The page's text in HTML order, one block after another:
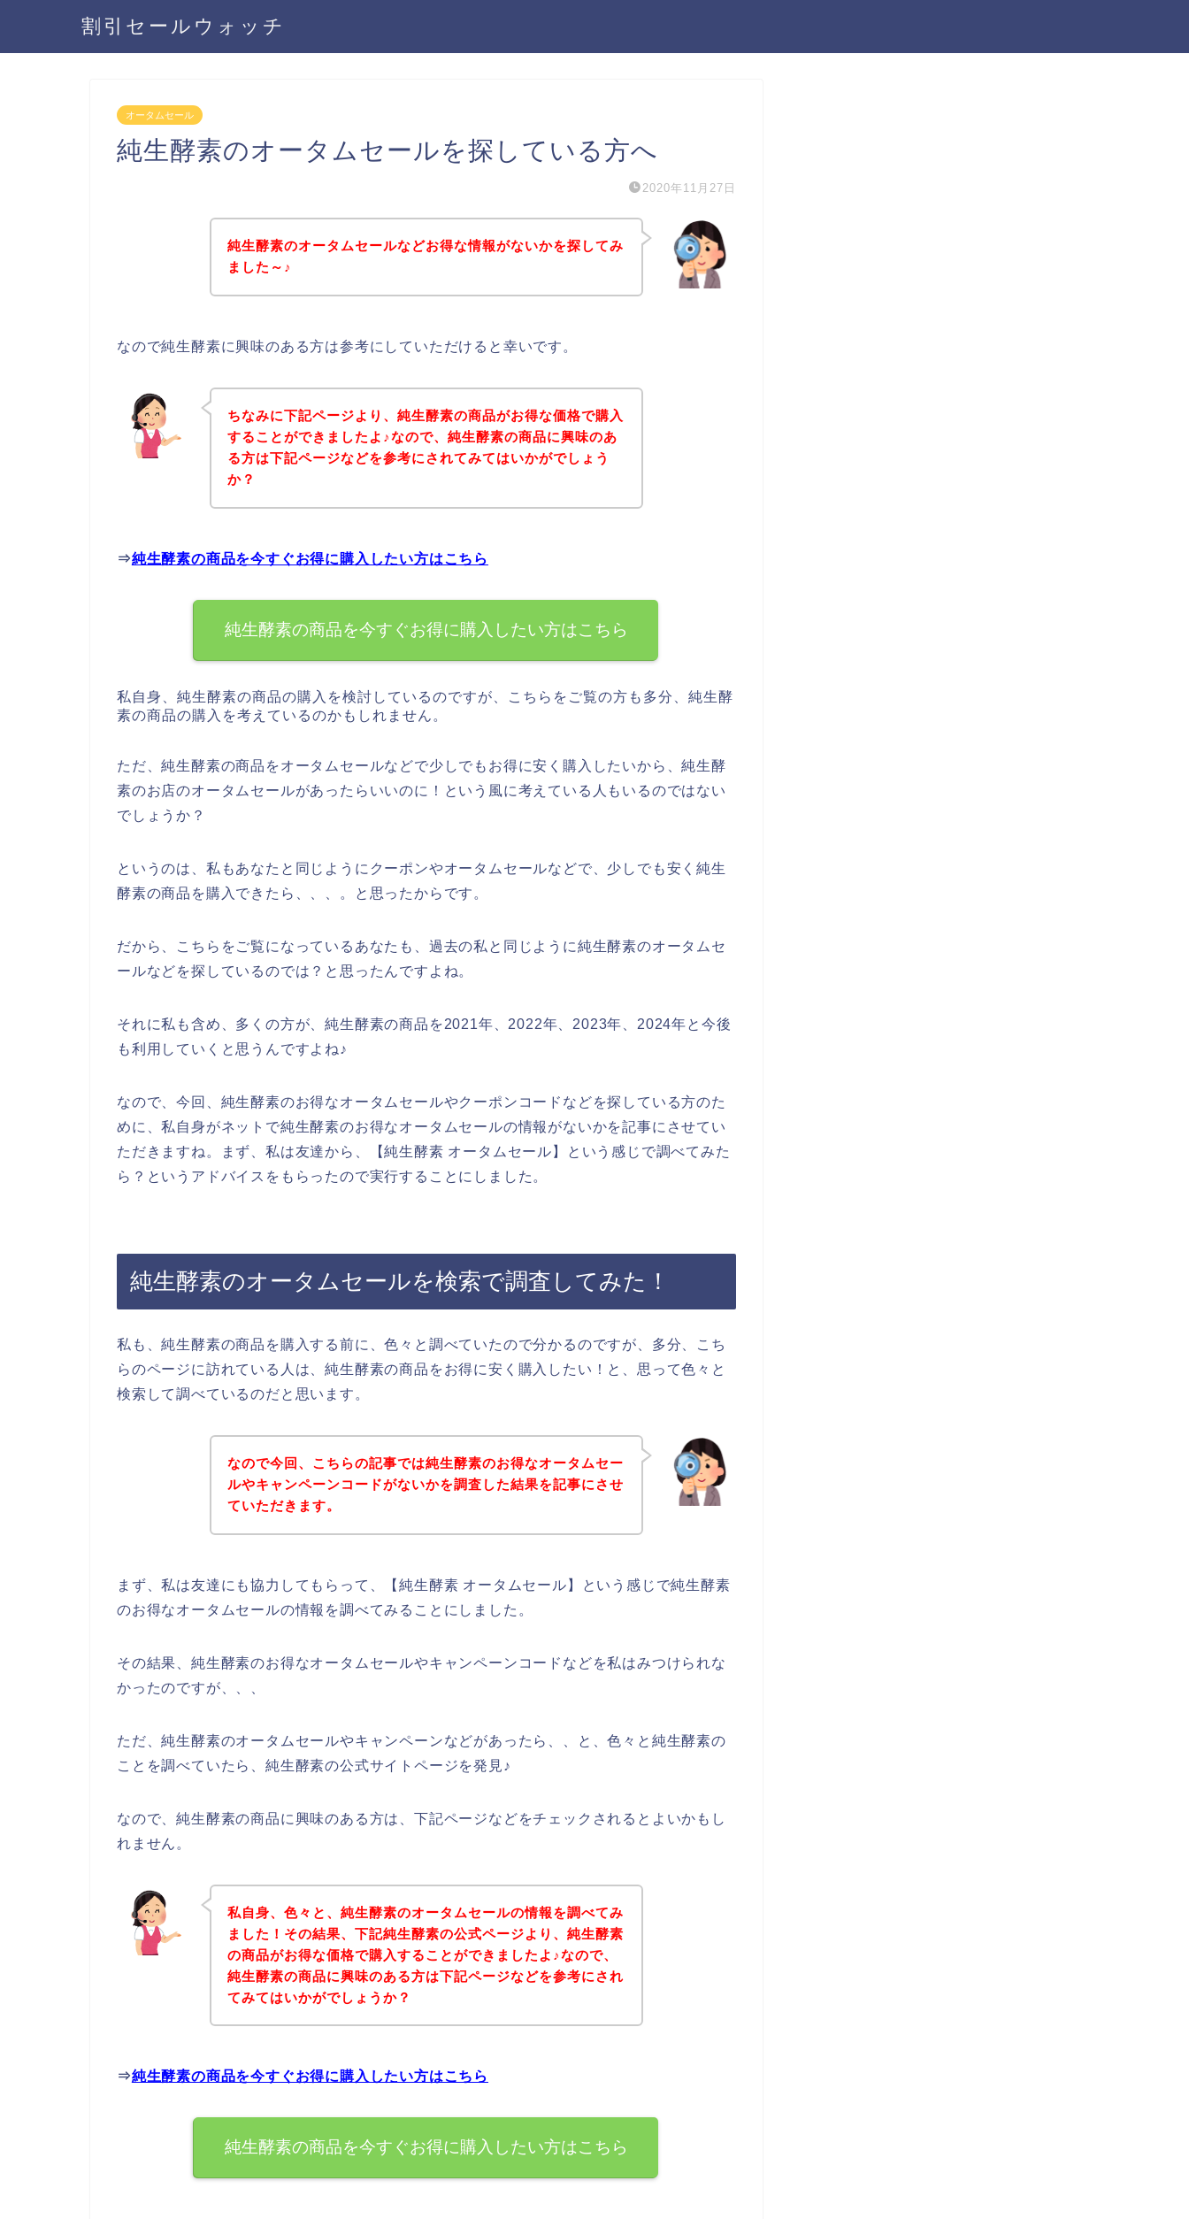
割引セールウォッチ
オータムセール
純生酵素のオータムセールを探している方へ
2020年11月27日
純生酵素のオータムセールなどお得な情報がないかを探してみ
ました～♪
なので純生酵素に興味のある方は参考にしていただけると幸いです。
ちなみに下記ページより、純生酵素の商品がお得な価格で購入
することができましたよ♪なので、純生酵素の商品に興味のあ
る方は下記ページなどを参考にされてみてはいかがでしょう
か？
⇒純生酵素の商品を今すぐお得に購入したい方はこちら
純生酵素の商品を今すぐお得に購入したい方はこちら
私自身、純生酵素の商品の購入を検討しているのですが、こちらをご覧の方も多分、純生酵
素の商品の購入を考えているのかもしれません。
ただ、純生酵素の商品をオータムセールなどで少しでもお得に安く購入したいから、純生酵
素のお店のオータムセールがあったらいいのに！という風に考えている人もいるのではない
でしょうか？
というのは、私もあなたと同じようにクーポンやオータムセールなどで、少しでも安く純生
酵素の商品を購入できたら、、、。と思ったからです。
だから、こちらをご覧になっているあなたも、過去の私と同じように純生酵素のオータムセ
ールなどを探しているのでは？と思ったんですよね。
それに私も含め、多くの方が、純生酵素の商品を2021年、2022年、2023年、2024年と今後
も利用していくと思うんですよね♪
なので、今回、純生酵素のお得なオータムセールやクーポンコードなどを探している方のた
めに、私自身がネットで純生酵素のお得なオータムセールの情報がないかを記事にさせてい
ただきますね。まず、私は友達から、【純生酵素 オータムセール】という感じで調べてみた
ら？というアドバイスをもらったので実行することにしました。
純生酵素のオータムセールを検索で調査してみた！
私も、純生酵素の商品を購入する前に、色々と調べていたので分かるのですが、多分、こち
らのページに訪れている人は、純生酵素の商品をお得に安く購入したい！と、思って色々と
検索して調べているのだと思います。
なので今回、こちらの記事では純生酵素のお得なオータムセー
ルやキャンペーンコードがないかを調査した結果を記事にさせ
ていただきます。
まず、私は友達にも協力してもらって、【純生酵素 オータムセール】という感じで純生酵素
のお得なオータムセールの情報を調べてみることにしました。
その結果、純生酵素のお得なオータムセールやキャンペーンコードなどを私はみつけられな
かったのですが、、、
ただ、純生酵素のオータムセールやキャンペーンなどがあったら、、と、色々と純生酵素の
ことを調べていたら、純生酵素の公式サイトページを発見♪
なので、純生酵素の商品に興味のある方は、下記ページなどをチェックされるとよいかもし
れません。
私自身、色々と、純生酵素のオータムセールの情報を調べてみ
ました！その結果、下記純生酵素の公式ページより、純生酵素
の商品がお得な価格で購入することができましたよ♪なので、
純生酵素の商品に興味のある方は下記ページなどを参考にされ
てみてはいかがでしょうか？
⇒純生酵素の商品を今すぐお得に購入したい方はこちら
純生酵素の商品を今すぐお得に購入したい方はこちら